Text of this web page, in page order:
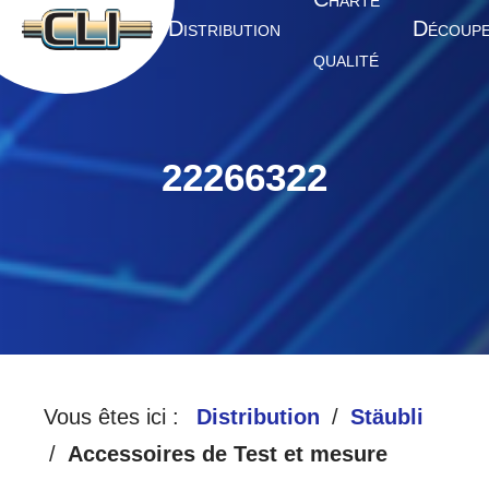
A CCUEIL DISTRIBUTION
QUALITÉ
D
22266322
Vous êtes ici : Distribution
Stäubli
Accessoires de Test et mesure